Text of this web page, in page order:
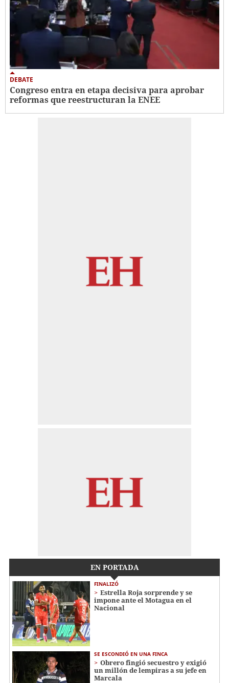
DEBATE
Congreso entra en etapa decisiva para aprobar
reformas que reestructuran la ENEE
EN PORTADA
FINALIZÓ
Estrella Roja sorprende y se
impone ante el Motagua en el
Nacional
SE ESCONDIÓ EN UNA FINCA
Obrero fingió secuestro y exigió
un millón de lempiras a su jefe en
Marcala